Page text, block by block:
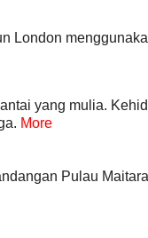
London
yang mulia.
More
Pulau